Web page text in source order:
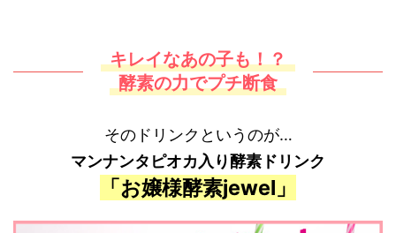
キレイなあの子も！？
酵素の力でプチ断食
そのドリンクというのが…
マンナンタピオカ入り酵素ドリンク
「お嬢様酵素jewel」